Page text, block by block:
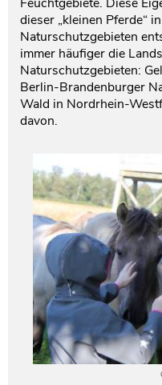
dieser „kleinen Pferde“
Naturschutzgebieten
immer häufiger die
Naturschutzgebieten:
Berlin-Brandenburger
Wald in Nordrhein-
davon.